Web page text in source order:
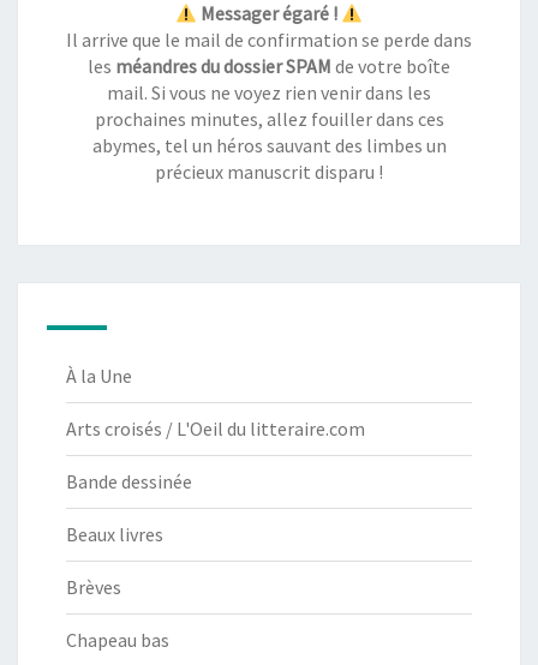
Messager égaré !
Il arrive que le mail de confirmation se perde dans
les méandres du dossier SPAM de votre boîte
mail. Si vous ne voyez rien venir dans les
prochaines minutes, allez fouiller dans ces
abymes, tel un héros sauvant des limbes un
précieux manuscrit disparu !
À la Une
Arts croisés / L'Oeil du litteraire.com
Bande dessinée
Beaux livres
Brèves
Chapeau bas